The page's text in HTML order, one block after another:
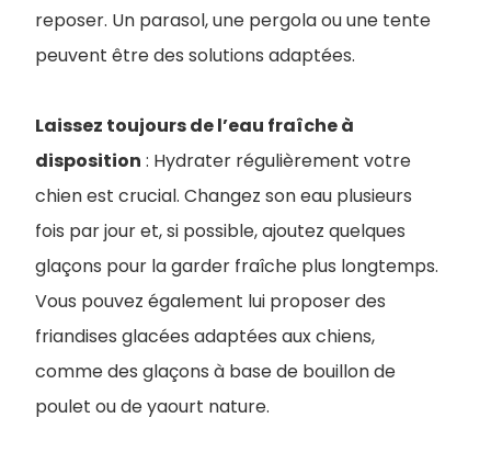
reposer. Un parasol, une pergola ou une tente
peuvent être des solutions adaptées.
Laissez toujours de l’eau fraîche à
disposition : Hydrater régulièrement votre
chien est crucial. Changez son eau plusieurs
fois par jour et, si possible, ajoutez quelques
glaçons pour la garder fraîche plus longtemps.
Vous pouvez également lui proposer des
friandises glacées adaptées aux chiens,
comme des glaçons à base de bouillon de
poulet ou de yaourt nature.